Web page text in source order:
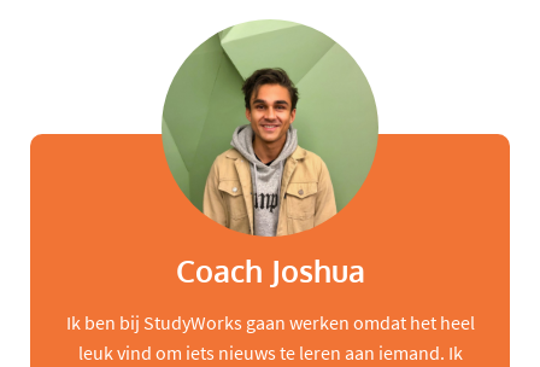
Coach Joshua
Ik ben bij StudyWorks gaan werken omdat het heel
leuk vind om iets nieuws te leren aan iemand. Ik